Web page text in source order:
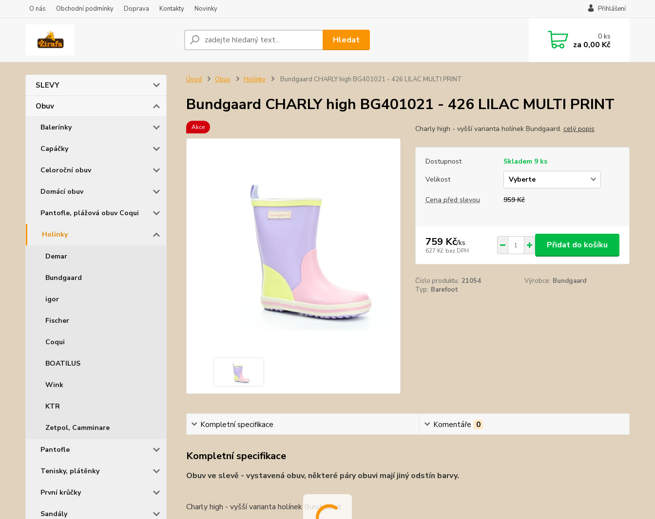
O nás Obchodní podmínky Doprava Kontakty Novinky Přihlášení
Hledat 0ks
za 0,00 Kč
SLEVY
Obuv
Balerínky
Capáčky
Celoroční obuv
Domácí obuv
Pantofle, plážová obuv Coqui
Holínky
Demar
Bundgaard
igor
Fischer
Coqui
BOATILUS
Wink
KTR
Zetpol, Camminare
Pantofle
Tenisky, plátěnky
První krůčky
Sandály
Úvod Obuv Holínky Bundgaard CHARLY high BG401021 - 426 LILAC MULTI PRINT
Bundgaard CHARLY high BG401021 - 426 LILAC MULTI PRINT
Akce Charly high - vyšší varianta holínek Bundgaard. celý popis
Dostupnost
Skladem 9 ks
Velikost
Cena před slevou 959 Kč
759 Kč/ks
627 Kč bez DPH
Přidat do košíku
Číslo produktu: 21054 Výrobce: Bundgaard
Typ: Barefoot
Kompletní specifikace Komentáře 0
Kompletní specifikace
Obuv ve slevě - vystavená obuv, některé páry obuvi mají jiný odstín barvy.
Charly high - vyšší varianta holínek Bundgaard.